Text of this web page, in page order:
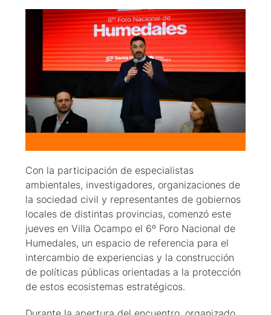
Con la participación de especialistas
ambientales, investigadores, organizaciones de
la sociedad civil y representantes de gobiernos
locales de distintas provincias, comenzó este
jueves en Villa Ocampo el 6º Foro Nacional de
Humedales, un espacio de referencia para el
intercambio de experiencias y la construcción
de políticas públicas orientadas a la protección
de estos ecosistemas estratégicos.